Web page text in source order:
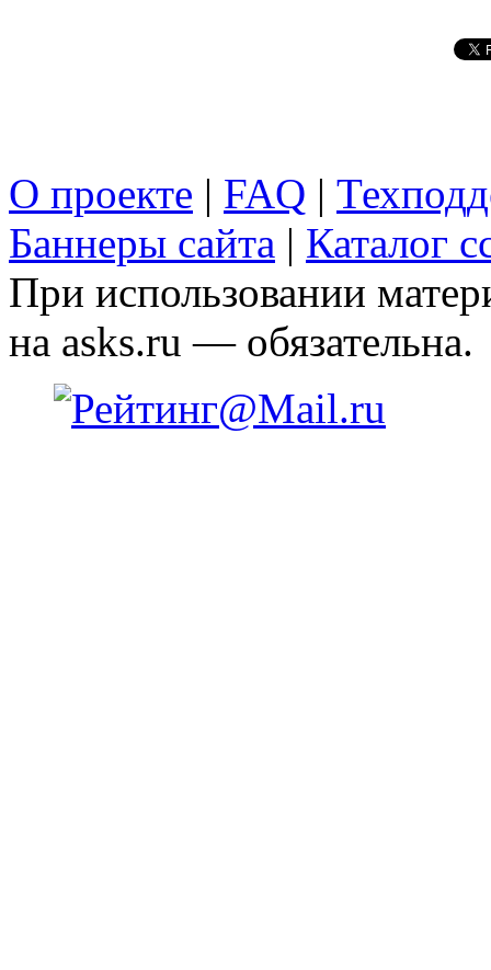
О проекте | FAQ |
Баннеры сайта | Каталог
При использовании
на asks.ru — обязательна.